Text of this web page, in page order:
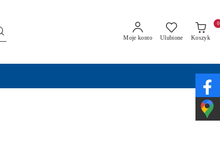
Moje konto Ulubione Koszyk
0